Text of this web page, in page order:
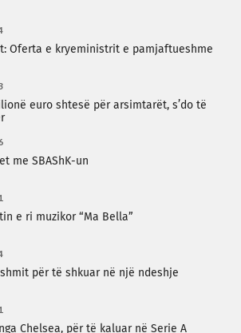
Oferta e kryeministrit e pamjaftueshme
euro shtesë për arsimtarët, s’do të
me SBAShK-un
e ri muzikor “Ma Bella”
për të shkuar në një ndeshje
Chelsea, për të kaluar në Serie A